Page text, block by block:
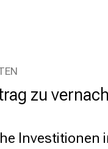
zu